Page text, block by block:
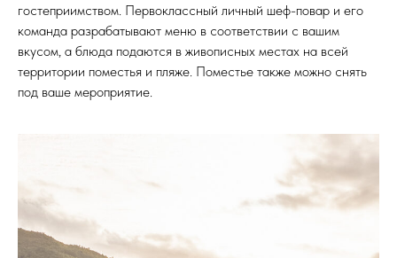
гостеприимством. Первоклассный личный шеф-повар и его
команда разрабатывают меню в соответствии с вашим
вкусом, а блюда подаются в живописных местах на всей
территории поместья и пляже. Поместье также можно снять
под ваше мероприятие.